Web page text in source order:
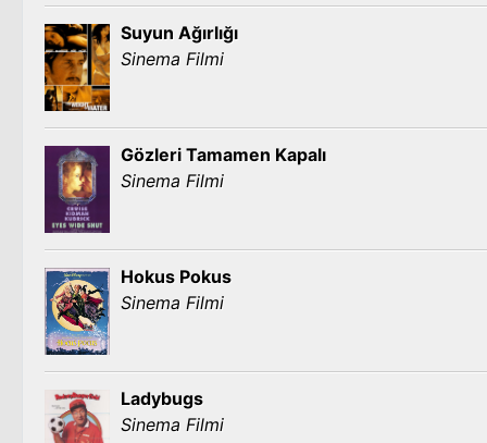
Suyun Ağırlığı
Sinema Filmi
Gözleri Tamamen Kapalı
Sinema Filmi
Hokus Pokus
Sinema Filmi
Ladybugs
Sinema Filmi